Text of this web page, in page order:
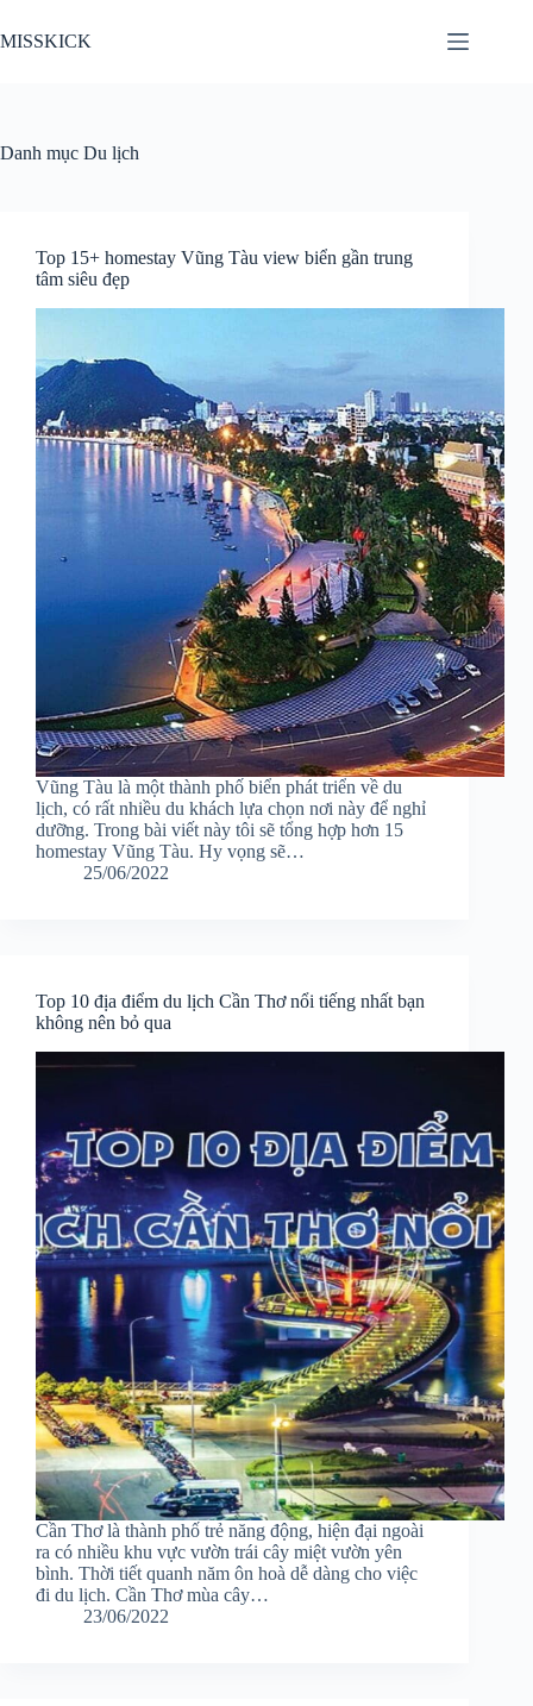
đến
phần
MISSKICK
Danh mục Du lịch
Top 15+ homestay Vũng Tàu view biển gần trung
tâm siêu đẹp
Vũng Tàu là một thành phố biển phát triển về du
lịch, có rất nhiều du khách lựa chọn nơi này để nghỉ
dưỡng. Trong bài viết này tôi sẽ tổng hợp hơn 15
homestay Vũng Tàu. Hy vọng sẽ…
25/06/2022
Top 10 địa điểm du lịch Cần Thơ nổi tiếng nhất bạn
không nên bỏ qua
Cần Thơ là thành phố trẻ năng động, hiện đại ngoài
ra có nhiều khu vực vườn trái cây miệt vườn yên
bình. Thời tiết quanh năm ôn hoà dễ dàng cho việc
đi du lịch. Cần Thơ mùa cây…
23/06/2022